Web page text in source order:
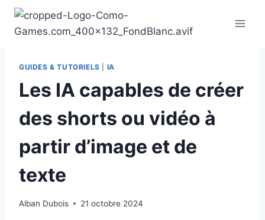
Aller
contenu
GUIDES & TUTORIELS IA
Les IA capables de créer
des shorts ou vidéo à
partir d’image et de
texte
Alban Dubois 21 octobre 2024